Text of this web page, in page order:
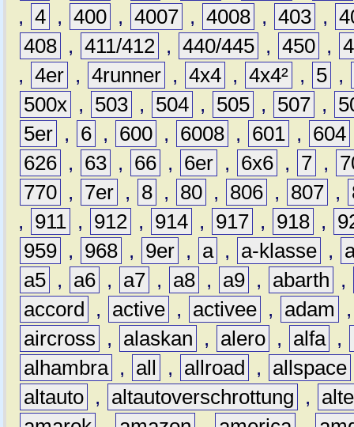
, 4 , 400 , 4007 , 4008 , 403 ,
408 , 411/412 , 440/445 , 450 ,
, 4er , 4runner , 4x4 , 4x4² , 5 ,
500x , 503 , 504 , 505 , 507 ,
5er , 6 , 600 , 6008 , 601 , 604
626 , 63 , 66 , 6er , 6x6 , 7 ,
770 , 7er , 8 , 80 , 806 , 807 ,
,
911 , 912 , 914 , 917 , 918 ,
959 , 968 , 9er , a , a-klasse ,
a5 , a6 , a7 , a8 , a9 , abarth
,
accord
, active , activee , adam
aircross
, alaskan , alero , alfa ,
alhambra , all , allroad , allspace
altauto , altautoverschrottung ,